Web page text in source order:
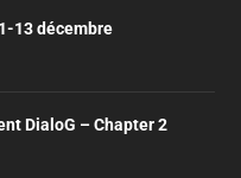
13 décembre
DialoG – Chapter 2